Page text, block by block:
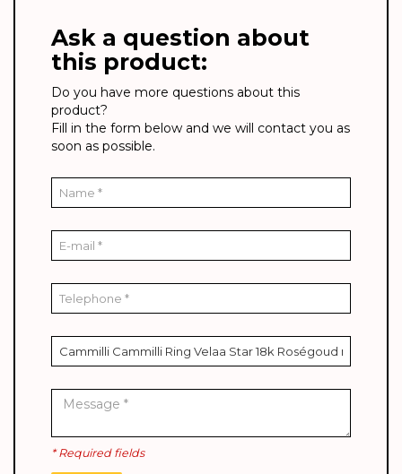
Ask a question about
this product:
Do you have more questions about this
product?
Fill in the form below and we will contact you as
soon as possible.
* Required fields